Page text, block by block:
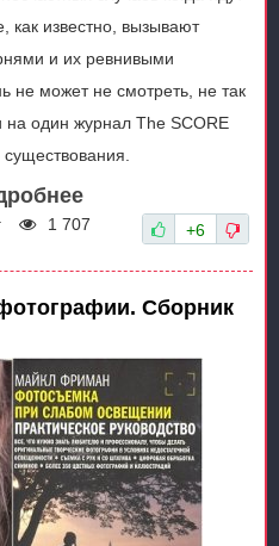
известно, вызывают
и их ревнивыми
не может не смотреть, не так
один журнал The SCORE
1 707 +6
Сборник